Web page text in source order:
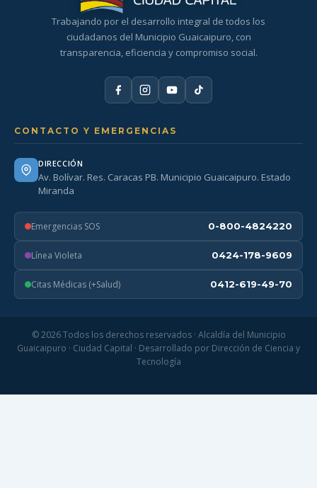
Trabajando por el desarrollo integral de todos los
ciudadanos del Municipio Guaicaipuro, con
transparencia, eficiencia y compromiso social.
CONTACTO Y EMERGENCIAS
DIRECCIÓN
Av. Bolívar. Res. Caracas PB. Municipio Guaicaipuro. Estado
Miranda
Emergencias SOS 0-800-4824220
Línea Violeta 0424-178-9609
Citas Médicas (+Salud) 0412-619-49-70
© 2026 Todos los derechos reservados · Alcaldía del Municipio
Guaicaipuro · Ciudad Capital · Desarrollado por Dirección de Ciencia y
Tecnología